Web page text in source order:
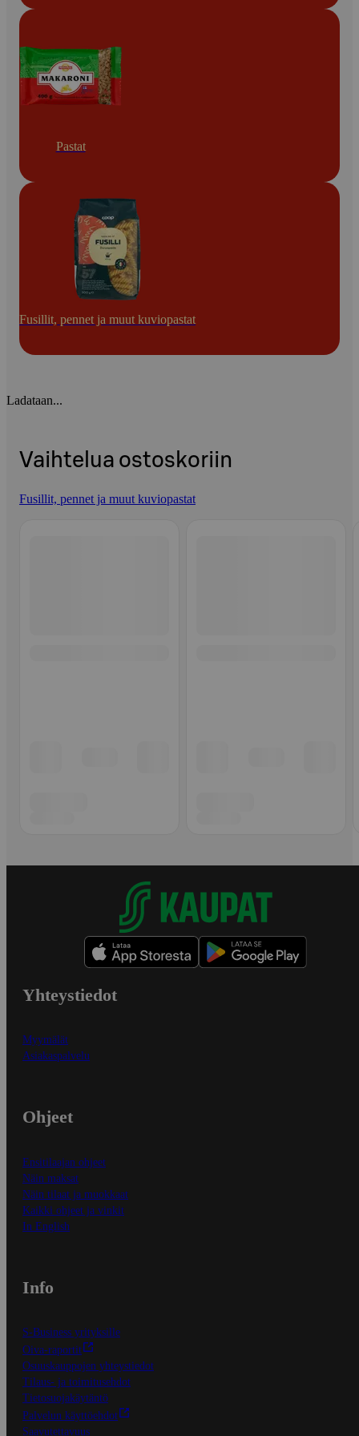
Pastat
Fusillit, pennet ja muut kuviopastat
Ladataan...
Vaihtelua ostoskoriin
Fusillit, pennet ja muut kuviopastat
Yhteystiedot
Myymälät
Asiakaspalvelu
Ohjeet
Ensitilaajan ohjeet
Näin maksat
Näin tilaat ja muokkaat
Kaikki ohjeet ja vinkit
In English
Info
S-Business yrityksille
Oiva-raportit
Osuuskauppojen yhteystiedot
Tilaus- ja toimitusehdot
Tietosuojakäytäntö
Palvelun käyttöehdot
Saavutettavuus